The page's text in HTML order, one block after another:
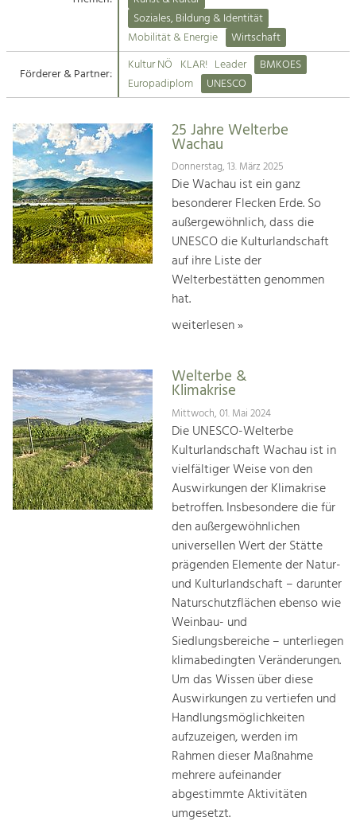
Suche
Impressum
Kontakt
Angebotsentwicklung und
Handwerk, Wissenschaft und Forschung.
Soziales, Bildung &
Identität
Gleichberechtigung, Jugend und
Integration
Mobilität & Energie
Klimawandel, öffentlicher Verkehr und
Steigerung regionaler Wertschöpfung
Soziales, Bildung & Identität
Mobilität & Energie
Wirtschaft
Förderer & Partner:
Kultur NÖ KLAR! Leader
BMKOES
Europadiplom
UNESCO
25 Jahre Welterbe
Wachau
Donnerstag, 13. März 2025
Die Wachau ist ein ganz
besonderer Flecken Erde. So
außergewöhnlich, dass die
UNESCO die Kulturlandschaft
auf ihre Liste der
Welterbestätten genommen
hat.
weiterlesen »
Welterbe &
Klimakrise
Mittwoch, 01. Mai 2024
Die UNESCO-Welterbe
Kulturlandschaft Wachau ist in
vielfältiger Weise von den
Auswirkungen der Klimakrise
betroffen. Insbesondere die für
den außergewöhnlichen
universellen Wert der Stätte
prägenden Elemente der Natur-
und Kulturlandschaft – darunter
Naturschutzflächen ebenso wie
Weinbau- und
Siedlungsbereiche – unterliegen
klimabedingten Veränderungen.
Um das Wissen über diese
Auswirkungen zu vertiefen und
Handlungsmöglichkeiten
aufzuzeigen, werden im
Rahmen dieser Maßnahme
mehrere aufeinander
abgestimmte Aktivitäten
umgesetzt.